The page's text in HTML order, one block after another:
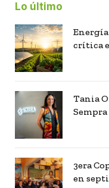
Lo último
crítica
Tania
3era
en